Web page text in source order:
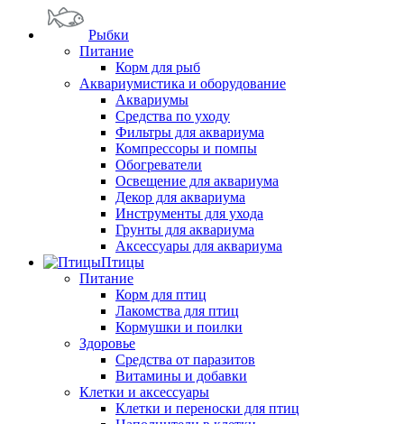
Рыбки
Питание
Корм для рыб
Аквариумистика и оборудование
Аквариумы
Средства по уходу
Фильтры для аквариума
Компрессоры и помпы
Обогреватели
Освещение для аквариума
Декор для аквариума
Инструменты для ухода
Грунты для аквариума
Аксессуары для аквариума
Птицы
Питание
Корм для птиц
Лакомства для птиц
Кормушки и поилки
Здоровье
Средства от паразитов
Витамины и добавки
Клетки и аксессуары
Клетки и переноски для птиц